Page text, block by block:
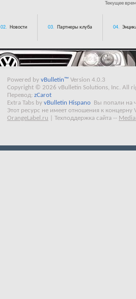
Текущее
02. Новости 03. Партнеры клуба 04.
Powered by vBulletin™ Version 4.0.3
Copyright © 2026 vBulletin Solutions, Inc. All
Перевод: zCarot
Extra Tabs by vBulletin Hispano
Вы попали на
Этот ресурс не имеет отношения к концерну
OrangeLabel.ru
Техподдержка сайта --